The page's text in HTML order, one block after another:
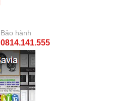
Bảo hành
0814.141.555